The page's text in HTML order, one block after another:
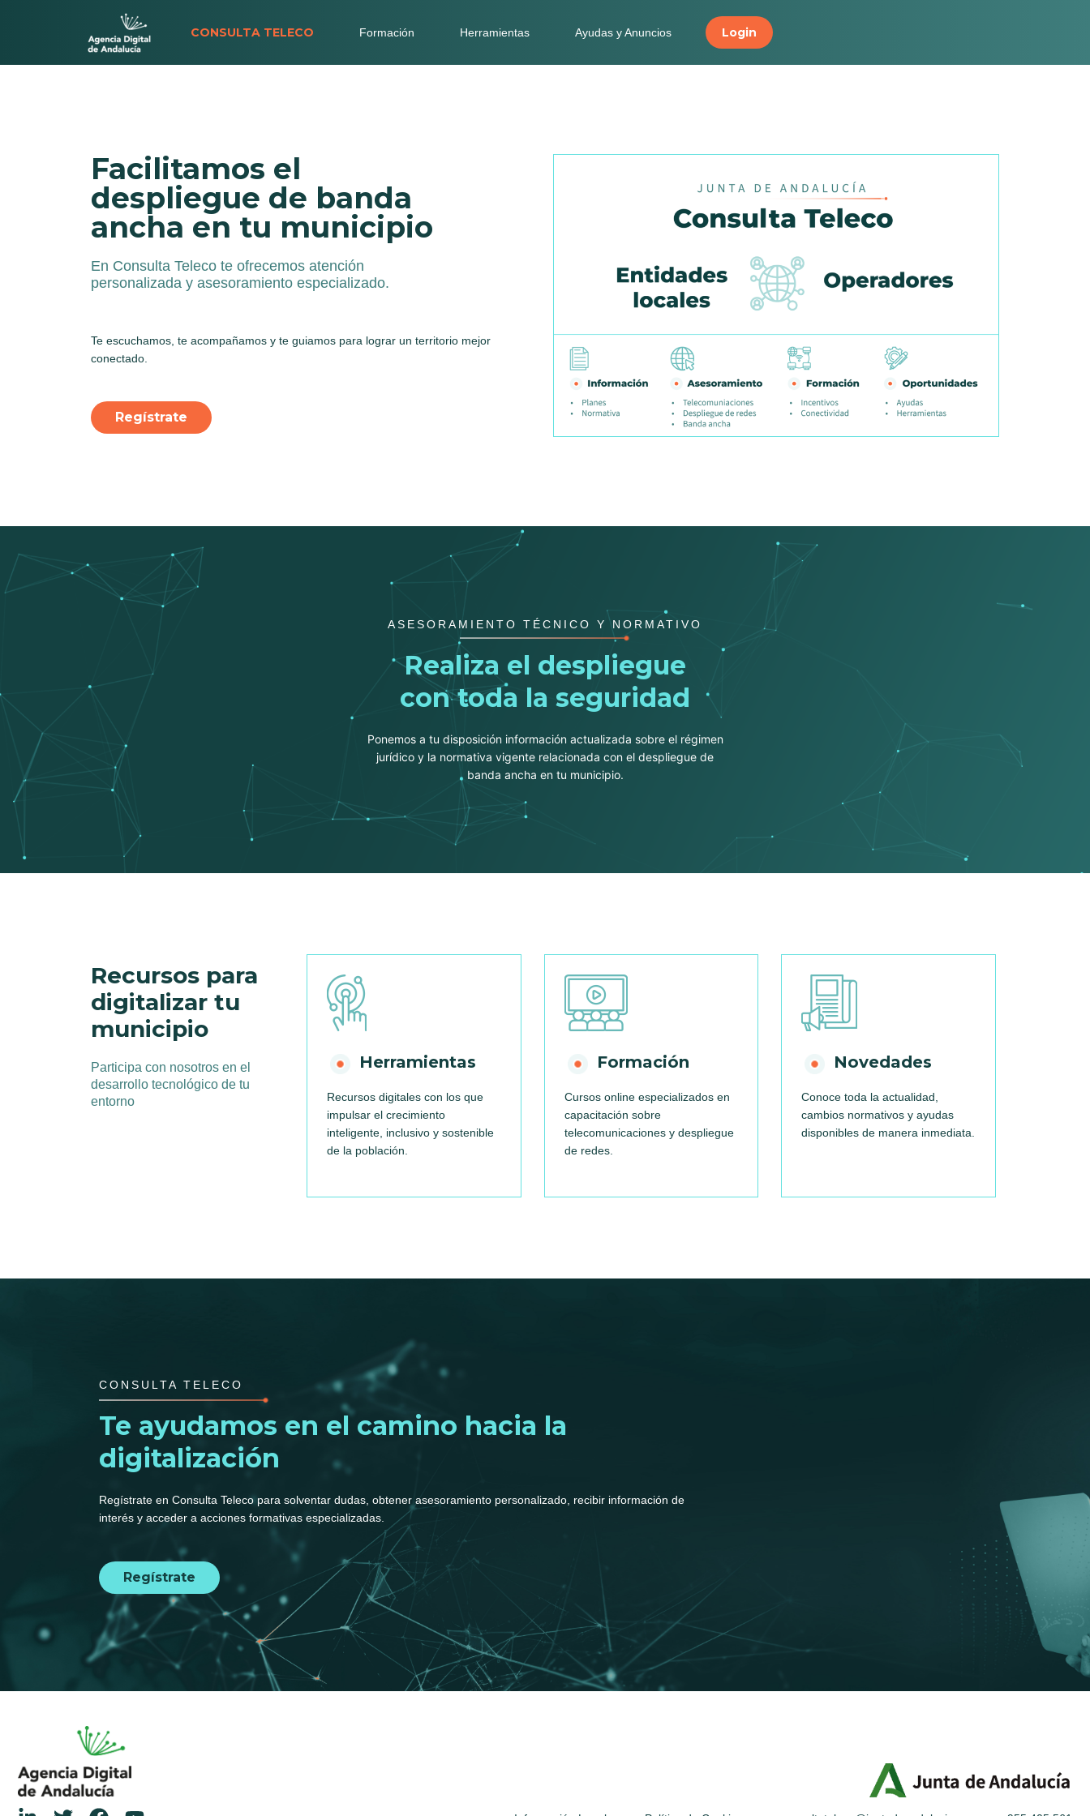
CONSULTA TELECO Formación Herramientas Ayudas y Anuncios Login
Facilitamos el
despliegue de banda
ancha en tu municipio
En Consulta Teleco te ofrecemos atención
personalizada y asesoramiento especializado.
Te escuchamos, te acompañamos y te guiamos para lograr un territorio mejor
conectado.
Regístrate
ASESORAMIENTO TÉCNICO Y NORMATIVO
Realiza el despliegue
con toda la seguridad
Ponemos a tu disposición información actualizada sobre el régimen
jurídico y la normativa vigente relacionada con el despliegue de
banda ancha en tu municipio.
Recursos para
digitalizar tu
municipio
Participa con nosotros en el
desarrollo tecnológico de tu
entorno
Herramientas
Recursos digitales con los que
impulsar el crecimiento
inteligente, inclusivo y sostenible
de la población.
Formación
Cursos online especializados en
capacitación sobre
telecomunicaciones y despliegue
de redes.
Novedades
Conoce toda la actualidad,
cambios normativos y ayudas
disponibles de manera inmediata.
CONSULTA TELECO
Te ayudamos en el camino hacia la
digitalización
Regístrate en Consulta Teleco para solventar dudas, obtener asesoramiento personalizado, recibir información de
interés y acceder a acciones formativas especializadas.
Regístrate